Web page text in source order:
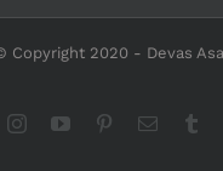
Copyright 2020 - Devas
InstagramYouTubePinterestEmail